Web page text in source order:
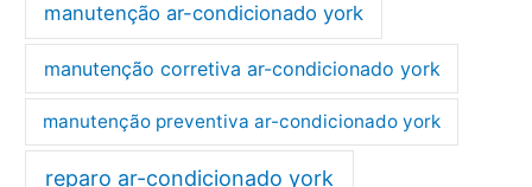
manutenção ar-condicionado york
manutenção corretiva ar-condicionado york
manutenção preventiva ar-condicionado york
reparo ar-condicionado york